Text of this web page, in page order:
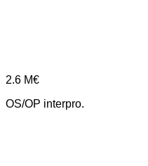
2.6 M€
OS/OP interpro.